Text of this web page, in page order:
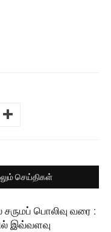
செய்திகள்
சருமப் பொலிவு வரை :
இவ்வளவு